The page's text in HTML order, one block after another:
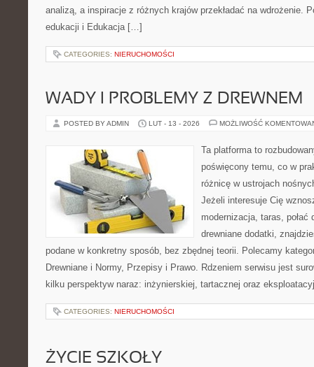
analizą, a inspiracje z różnych krajów przekładać na wdrożenie.
edukacji i Edukacja […]
CATEGORIES: NIERUCHOMOŚCI
WADY I PROBLEMY Z DREWNEM
POSTED BY ADMIN LUT - 13 - 2026 MOŻLIWOŚĆ
Ta platforma to
poświęcony temu, co w
różnicę w ustrojach
Jeżeli interesuje Cię
modernizacja, taras, połać
drewniane dodatki,
podane w konkretny sposób, bez zbędnej teorii. Polecamy
Drewniane i Normy, Przepisy i Prawo. Rdzeniem serwisu jest
kilku perspektyw naraz: inżynierskiej, tartacznej oraz
CATEGORIES: NIERUCHOMOŚCI
ŻYCIE SZKOŁY